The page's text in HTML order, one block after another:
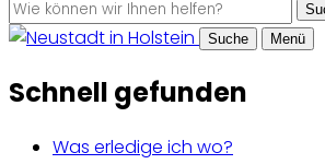
Suche
Menü
Schnell gefunden
Was erledige ich wo?